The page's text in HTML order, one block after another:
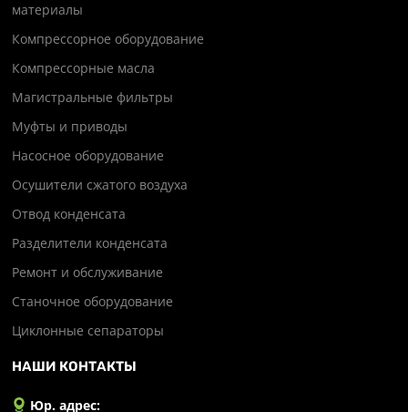
материалы
Компрессорное оборудование
Компрессорные масла
Магистральные фильтры
Муфты и приводы
Насосное оборудование
Осушители сжатого воздуха
Отвод конденсата
Разделители конденсата
Ремонт и обслуживание
Станочное оборудование
Циклонные сепараторы
НАШИ КОНТАКТЫ
Юр. адрес: